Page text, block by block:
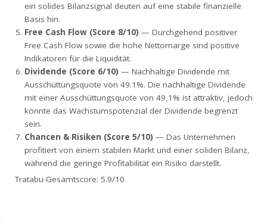
ein solides Bilanzsignal deuten auf eine stabile finanzielle
Basis hin.
Free Cash Flow (Score 8/10) — Durchgehend positiver
Free Cash Flow sowie die hohe Nettomarge sind positive
Indikatoren für die Liquidität.
Dividende (Score 6/10) — Nachhaltige Dividende mit
Ausschüttungsquote von 49.1%. Die nachhaltige Dividende
mit einer Ausschüttungsquote von 49,1% ist attraktiv, jedoch
könnte das Wachstumspotenzial der Dividende begrenzt
sein.
Chancen & Risiken (Score 5/10) — Das Unternehmen
profitiert von einem stabilen Markt und einer soliden Bilanz,
während die geringe Profitabilität ein Risiko darstellt.
Tratabu-Gesamtscore: 5.9/10